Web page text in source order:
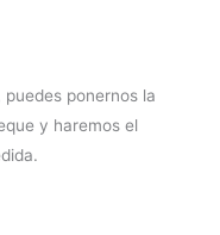
puedes ponernos la
y haremos el